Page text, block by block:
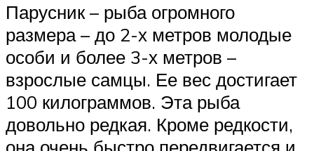
Парусник – рыба огромного
размера – до 2-х метров молодые
особи и более 3-х метров –
взрослые самцы. Ее вес достигает
100 килограммов. Эта рыба
довольно редкая. Кроме редкости,